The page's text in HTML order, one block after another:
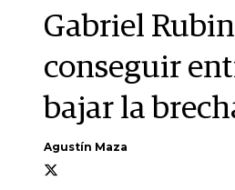
Gabriel
conseguir
bajar la
Agustín Maza